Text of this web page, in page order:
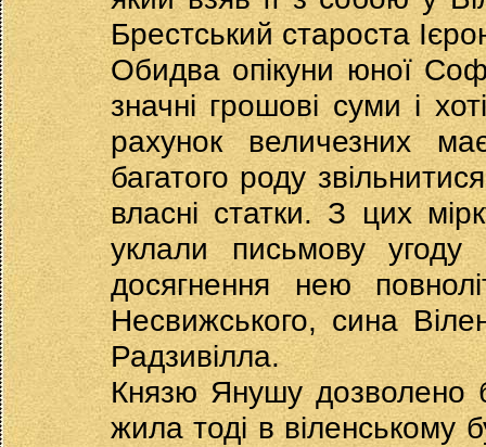
Брестський староста
Обидва опікуни юної
значні грошові суми і
рахунок величезних
багатого роду
власні статки. З цих
уклали письмову
досягнення нею
Несвижського, сина
Радзивілла.
Князю Янушу дозволено
жила тоді в віленському